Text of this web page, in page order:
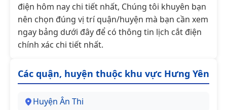
điện hôm nay chi tiết nhất, Chúng tôi khuyên bạn
nên chọn đúng vị trí quận/huyện mà bạn cần xem
ngay bảng dưới đây để có thông tin lịch cắt điện
chính xác chi tiết nhất.
Các quận, huyện thuộc khu vực Hưng Yên
Huyện Ân Thi